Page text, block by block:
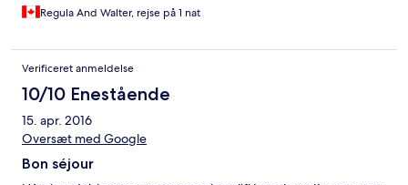
Regula And Walter, rejse på 1 nat
Verificeret anmeldelse
10/10 Enestående
15. apr. 2016
Oversæt med Google
Bon séjour